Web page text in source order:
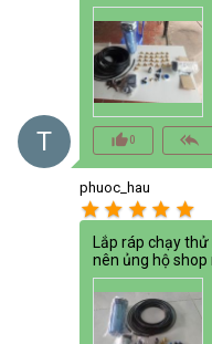
T thumb_up_alt0 reply_all
phuoc_hau
star star star star star
Lắp ráp chạy
nên ủng hộ shop